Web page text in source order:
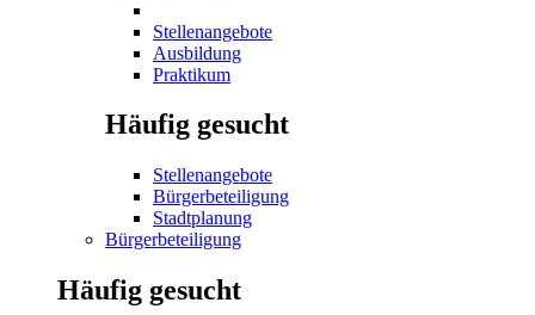
Stellenangebote
Ausbildung
Praktikum
Häufig gesucht
Stellenangebote
Bürgerbeteiligung
Stadtplanung
Bürgerbeteiligung
Häufig gesucht